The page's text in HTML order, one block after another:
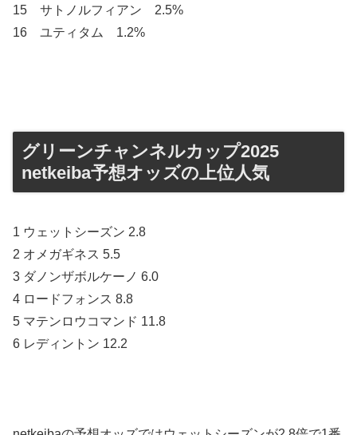
15 サトノルフィアン 2.5%
16 ユティタム 1.2%
グリーンチャンネルカップ2025
netkeiba予想オッズの上位人気
1 ウェットシーズン 2.8
2 オメガギネス 5.5
3 ダノンザボルケーノ 6.0
4 ロードフォンス 8.8
5 マテンロウコマンド 11.8
6 レディントン 12.2